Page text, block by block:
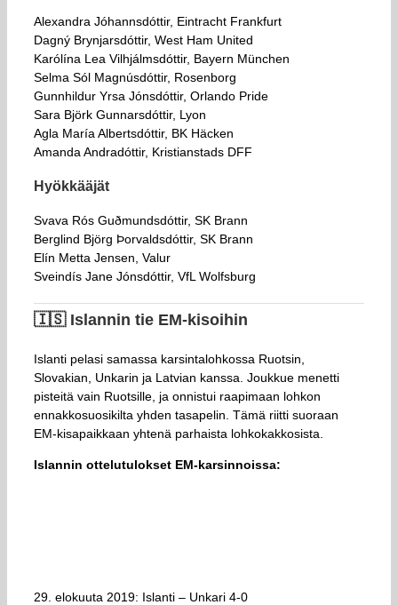
Alexandra Jóhannsdóttir, Eintracht Frankfurt
Dagný Brynjarsdóttir, West Ham United
Karólína Lea Vilhjálmsdóttir, Bayern München
Selma Sól Magnúsdóttir, Rosenborg
Gunnhildur Yrsa Jónsdóttir, Orlando Pride
Sara Björk Gunnarsdóttir, Lyon
Agla María Albertsdóttir, BK Häcken
Amanda Andradóttir, Kristianstads DFF
Hyökkääjät
Svava Rós Guðmundsdóttir, SK Brann
Berglind Björg Þorvaldsdóttir, SK Brann
Elín Metta Jensen, Valur
Sveindís Jane Jónsdóttir, VfL Wolfsburg
🇮🇸​ Islannin tie EM-kisoihin
Islanti pelasi samassa karsintalohkossa Ruotsin,
Slovakian, Unkarin ja Latvian kanssa. Joukkue menetti
pisteitä vain Ruotsille, ja onnistui raapimaan lohkon
ennakkosuosikilta yhden tasapelin. Tämä riitti suoraan
EM-kisapaikkaan yhtenä parhaista lohkokakkosista.
Islannin ottelutulokset EM-karsinnoissa:
29. elokuuta 2019: Islanti – Unkari 4-0